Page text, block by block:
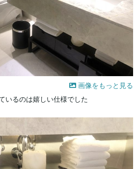
画像をもっと見る
いるのは嬉しい仕様でした